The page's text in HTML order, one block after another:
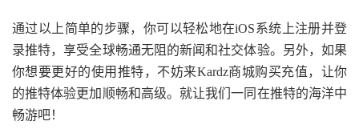
通过以上简单的步骤，你可以轻松地在iOS系统上注册并登
录推特，享受全球畅通无阻的新闻和社交体验。另外，如果
你想要更好的使用推特，不妨来Kardz商城购买充值，让你
的推特体验更加顺畅和高级。就让我们一同在推特的海洋中
畅游吧！